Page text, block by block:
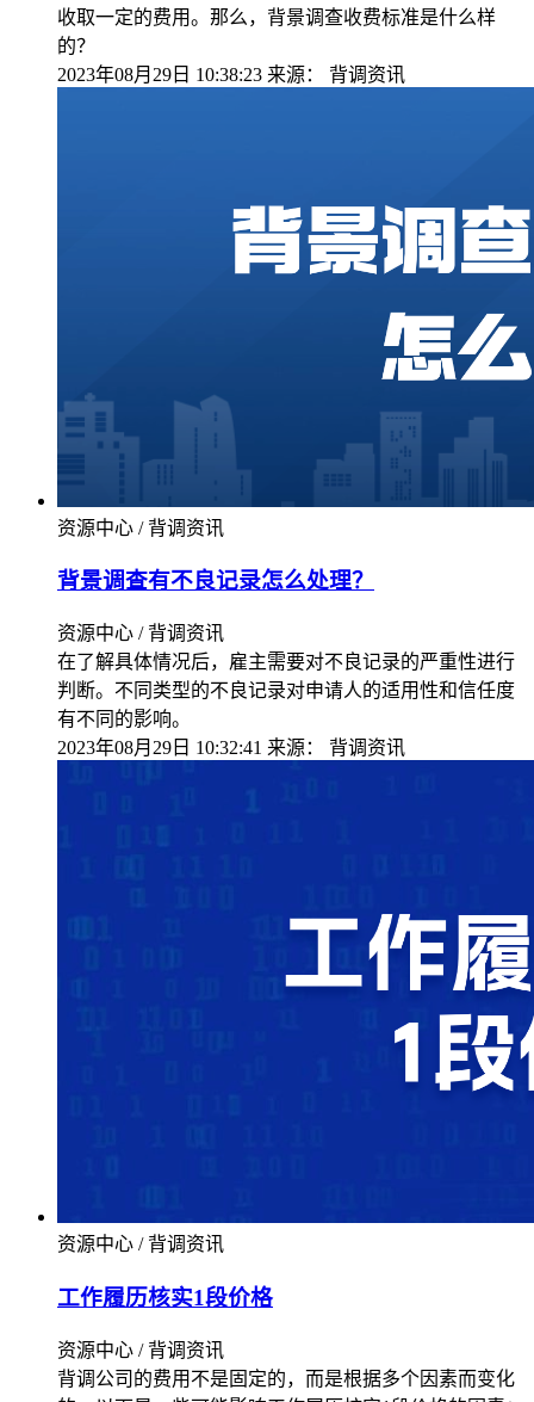
收取一定的费用。那么，背景调查收费标准是什么样
的？
2023年08月29日 10:38:23 来源： 背调资讯
资源中心 / 背调资讯
背景调查有不良记录怎么处理？
资源中心 / 背调资讯
在了解具体情况后，雇主需要对不良记录的严重性进行
判断。不同类型的不良记录对申请人的适用性和信任度
有不同的影响。
2023年08月29日 10:32:41 来源： 背调资讯
资源中心 / 背调资讯
工作履历核实1段价格
资源中心 / 背调资讯
背调公司的费用不是固定的，而是根据多个因素而变化